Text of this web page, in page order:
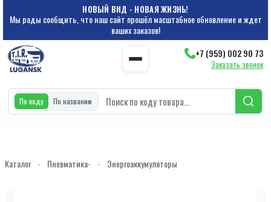
НОВЫЙ ВИД - НОВАЯ ЖИЗНЬ!
Мы рады сообщить, что наш сайт прошёл масштабное обновление и ждет
ваших заказов!
+7 (959) 002 90 73
Заказать звонок
По коду По названию
Каталог - Пневматика- - Энергоаккумуляторы